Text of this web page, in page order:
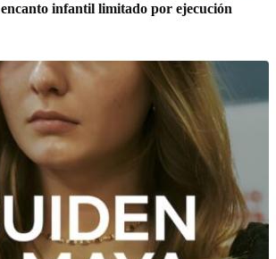
infantil limitado por ejecución